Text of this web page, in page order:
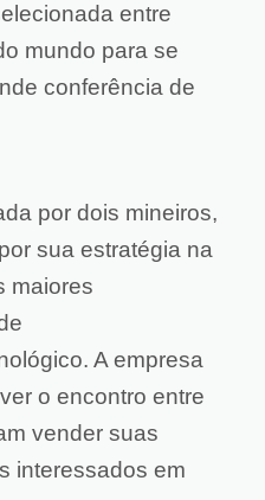
entre
mundo para se
conferência de
por dois mineiros,
sua estratégia na
maiores
A empresa
o encontro entre
vender suas
interessados em